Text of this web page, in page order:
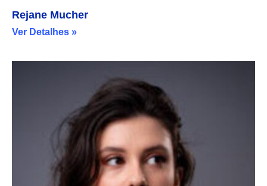
Rejane Mucher
Ver Detalhes »